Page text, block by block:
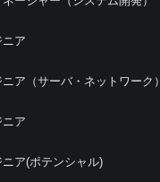
ニア
ア（サーバ・ネットワーク）
ニア
ニア(ポテンシャル)